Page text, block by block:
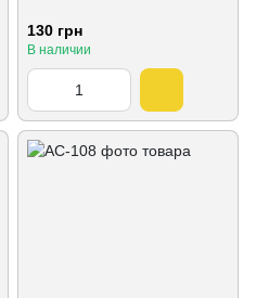
130 грн
В наличии